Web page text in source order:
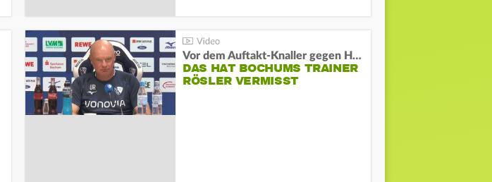
Vor dem Auftakt-Knaller gegen Hertha:
DAS HAT BOCHUMS TRAINER
RÖSLER VERMISST